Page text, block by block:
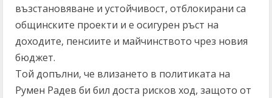
възстановяване и устойчивост, отблокирани са
общинските проекти и е осигурен ръст на
доходите, пенсиите и майчинството чрез новия
бюджет.
Той допълни, че влизането в политиката на
Румен Радев би бил доста рисков ход, защото от